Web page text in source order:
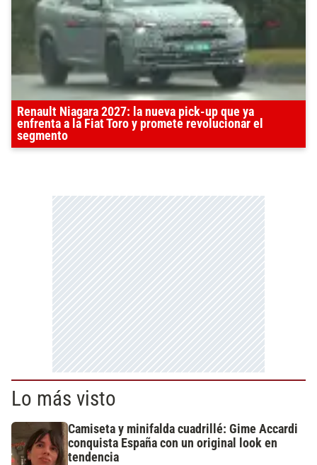
Renault Niagara 2027: la nueva pick-up que ya
enfrenta a la Fiat Toro y promete revolucionar el
segmento
Lo más visto
Camiseta y minifalda cuadrillé: Gime Accardi
conquista España con un original look en
tendencia